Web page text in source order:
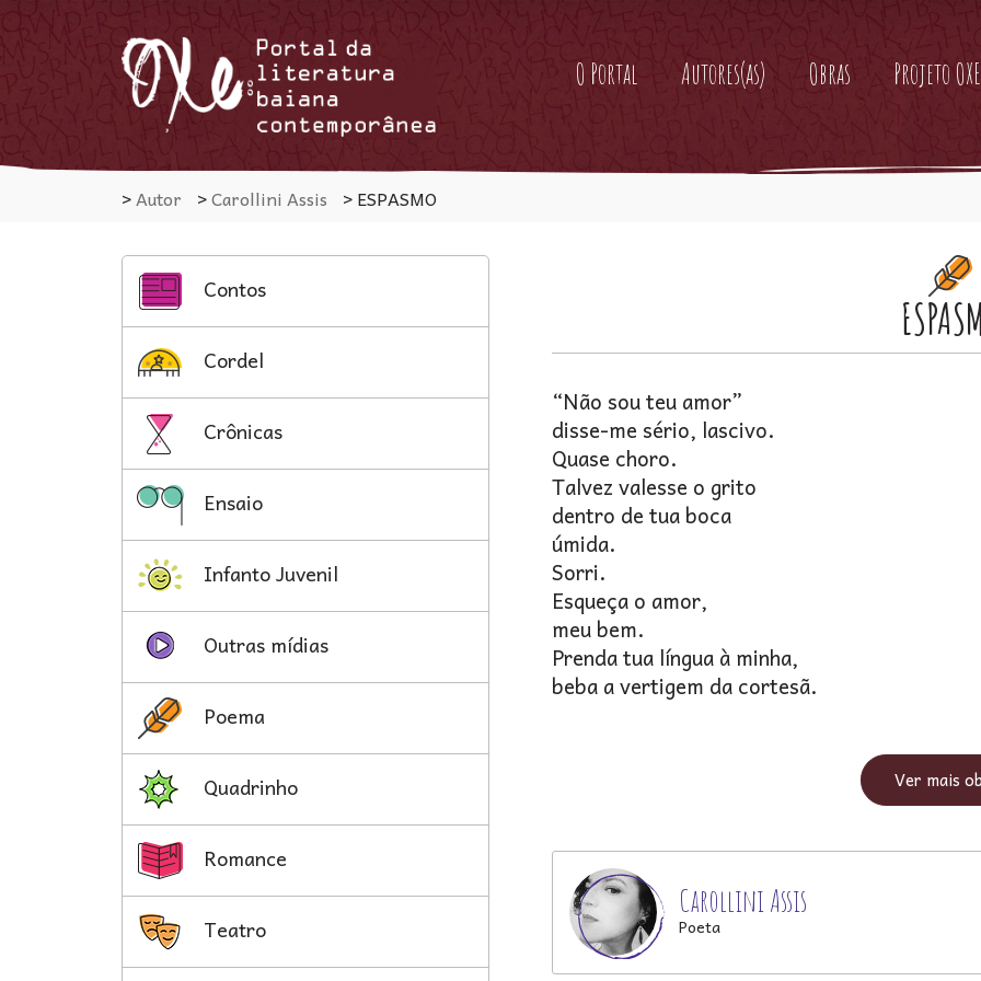
O Portal Autores(as) Obras Projeto OXE
>Autor >Carollini Assis >ESPASMO
Contos
Cordel
Crônicas
Ensaio
Infanto Juvenil
Outras mídias
Poema
Quadrinho
Romance
Teatro
“Não sou teu amor”
disse-me sério, lascivo.
Quase choro.
Talvez valesse o grito
dentro de tua boca
úmida.
Sorri.
Esqueça o amor,
meu bem.
Prenda tua língua à minha,
beba a vertigem da cortesã.
Ver mais
Carollini Assis
Poeta